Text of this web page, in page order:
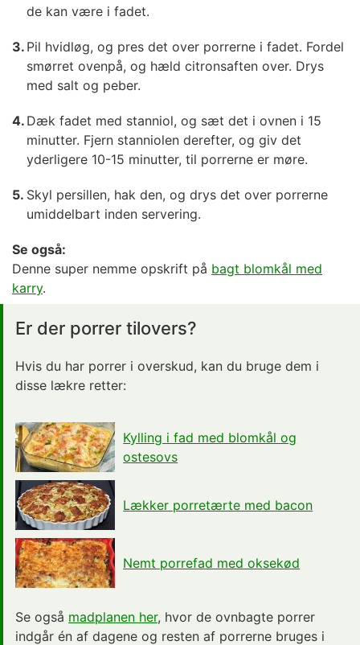
de kan være i fadet.
Pil hvidløg, og pres det over porrerne i fadet. Fordel
smørret ovenpå, og hæld citronsaften over. Drys
med salt og peber.
Dæk fadet med stanniol, og sæt det i ovnen i 15
minutter. Fjern stanniolen derefter, og giv det
yderligere 10-15 minutter, til porrerne er møre.
Skyl persillen, hak den, og drys det over porrerne
umiddelbart inden servering.
Se også:
Denne super nemme opskrift på bagt blomkål med
karry.
Er der porrer tilovers?
Hvis du har porrer i overskud, kan du bruge dem i
disse lækre retter:
Kylling i fad med blomkål og
ostesovs
Lækker porretærte med bacon
Nemt porrefad med oksekød
Se også madplanen her, hvor de ovnbagte porrer
indgår én af dagene og resten af porrerne bruges i